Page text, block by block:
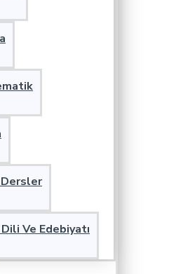
Ve Edebiyatı